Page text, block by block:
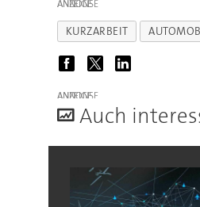
ANZEIGE
KURZARBEIT
ANZEIGE
Auch